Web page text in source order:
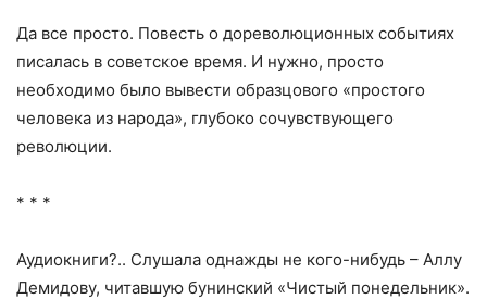
Да все просто. Повесть о дореволюционных событиях
писалась в советское время. И нужно, просто
необходимо было вывести образцового «простого
человека из народа», глубоко сочувствующего
революции.
* * *
Аудиокниги?.. Слушала однажды не кого-нибудь – Аллу
Демидову, читавшую бунинский «Чистый понедельник».